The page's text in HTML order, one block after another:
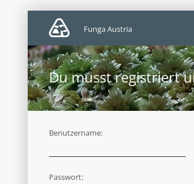
Funga Austria
Du musst registriert
Benutzername:
Passwort: